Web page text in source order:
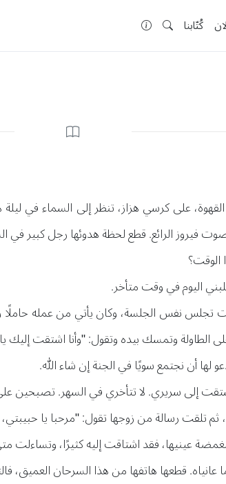
كُتّابنا
على كرسي هزاز، تنظر إلى السماء في ليلة
فيروز الرائع. قطع لحظة هدوئها رجل كبير في
اليوم في وقت متأخر.
تجلس نفس الجلسة، وكان يأتي من عمله
وتمسك بيده وتقول: "وأنا اشتقت إليك
لها أن نجتمع سويًا في الجنة إن شاء الله.
إلى سريري. لا تتأخري في السهر. تصبحين
ثم تلقت رسالة من زوجها تقول: "مرحبا يا
عينيها، فقد اشتاقت إليه كثيرًا، وتساءلت
قطعها هاتفها من هذا السرحان العميق،